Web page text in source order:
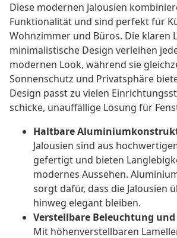
Diese modernen Jalousien
Funktionalität und sind perfekt für
Wohnzimmer und Büros. Die klaren
minimalistische Design verleihen
modernen Look, während sie
Sonnenschutz und Privatsphäre
Design passt zu vielen
schicke, unauffällige Lösung für
Haltbare
Jalousien sind aus
gefertigt und bieten
modernes Aussehen.
sorgt dafür, dass die Jalousien
hinweg elegant bleiben.
Verstellbare Beleuchtung
Mit höhenverstellbaren